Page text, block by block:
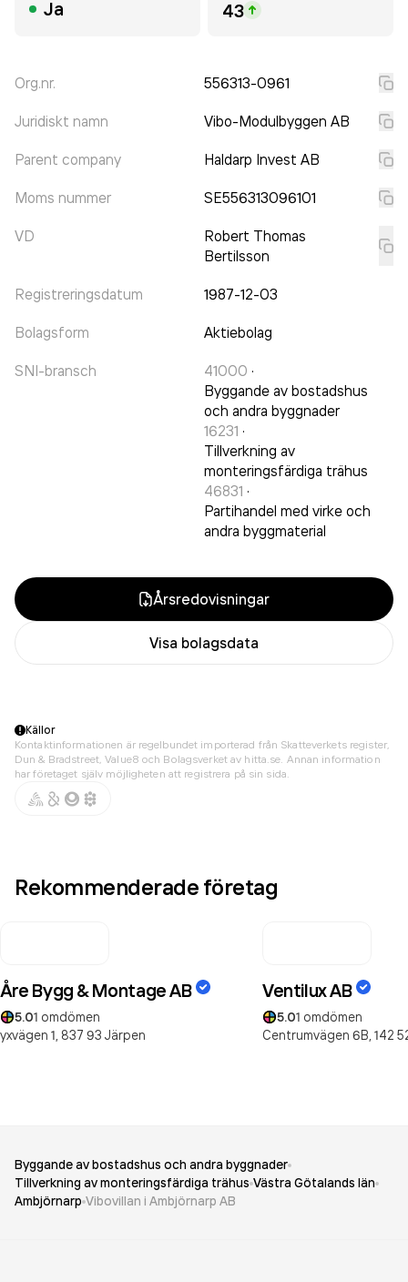
Ja 43
Org.nr. 556313-0961
Juridiskt namn Vibo-Modulbyggen AB
Parent company Haldarp Invest AB
Moms nummer SE556313096101
VD
Robert Thomas
Bertilsson
Registreringsdatum 1987-12-03
Bolagsform Aktiebolag
SNI-bransch 41000 ·
Byggande av bostadshus
och andra byggnader
16231 ·
Tillverkning av
monteringsfärdiga trähus
46831 ·
Partihandel med virke och
andra byggmaterial
Årsredovisningar
Visa bolagsdata
Källor
Kontaktinformationen är regelbundet importerad från Skatteverkets register,
Dun & Bradstreet, Value8 och Bolagsverket av hitta.se. Annan information
har företaget själv möjligheten att registrera på sin sida.
Rekommenderade företag
Åre Bygg & Montage AB
5.01 omdömen
yxvägen 1, 837 93 Järpen
Ventilux AB
5.01 omdömen
Centrumvägen 6B, 142
Byggande av bostadshus och andra byggnader
Tillverkning av monteringsfärdiga trähus Västra Götalands län
Ambjörnarp Vibovillan i Ambjörnarp AB